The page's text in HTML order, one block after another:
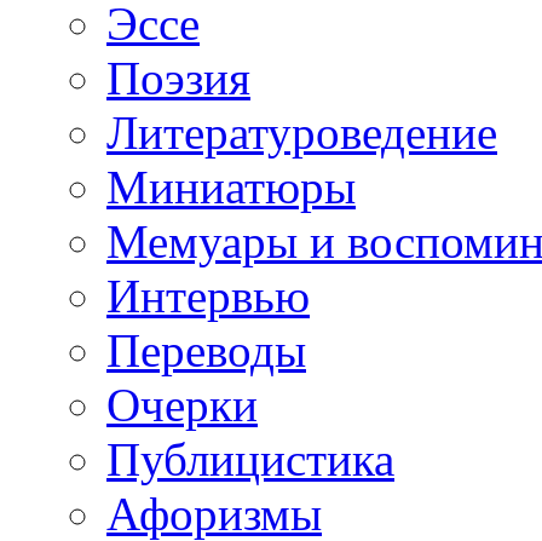
Эссе
Поэзия
Литературоведение
Миниатюры
Мемуары и
Интервью
Переводы
Очерки
Публицистика
Афоризмы